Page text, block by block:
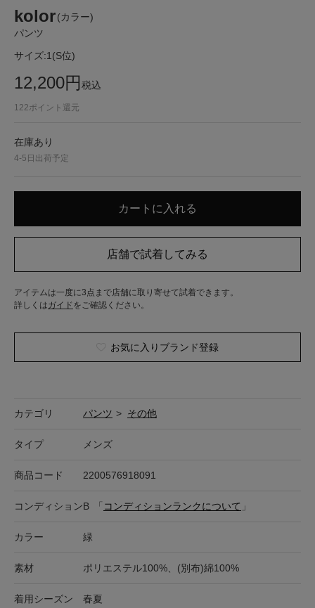
kolor(カラー)
パンツ
サイズ:1(S位)
12,200円税込
122ポイント還元
在庫あり
4-5日出荷予定
アイテムは一度に3点まで店舗に取り寄せて試着できます。
詳しくはガイド をご確認ください。
お気に入りブランド登録
カテゴリ パンツ > その他
タイプ メンズ
商品コード 2200576918091
コンディションB 「 コンディションランクについて 」
カラー 緑
素材 ポリエステル100%、(別布)綿100%
着用シーズン 春夏